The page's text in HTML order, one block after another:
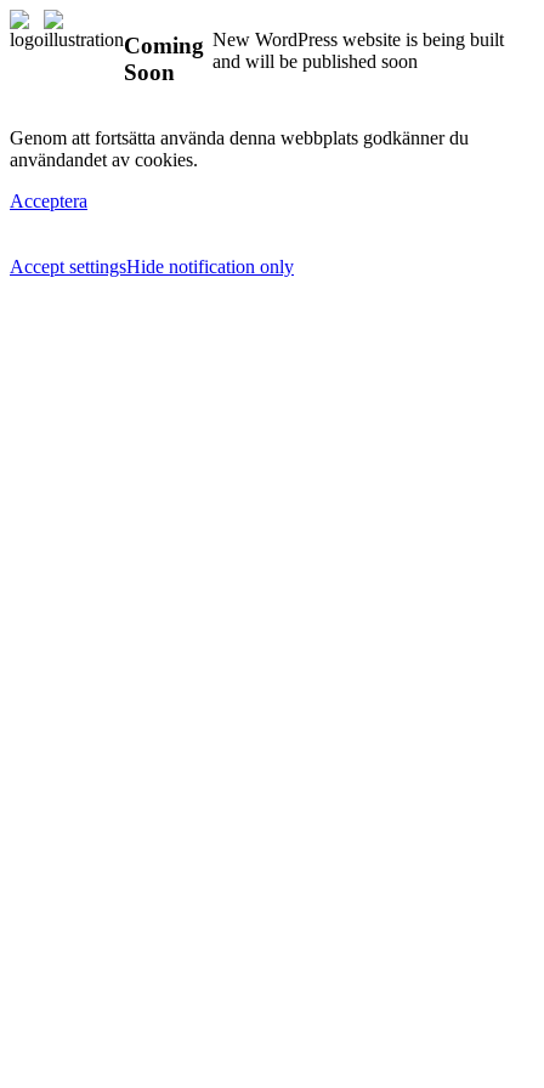
Coming
Soon
New WordPress website is being built
and will be published soon
Genom att fortsätta använda denna webbplats godkänner du
användandet av cookies.
Acceptera
Accept settingsHide notification only